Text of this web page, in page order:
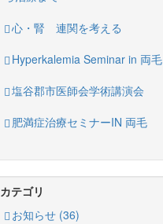
心・腎 連関を考える
Hyperkalemia Seminar in 両毛
塩谷郡市医師会学術講演会
肥満症治療セミナーIN 両毛
カテゴリ
お知らせ (36)